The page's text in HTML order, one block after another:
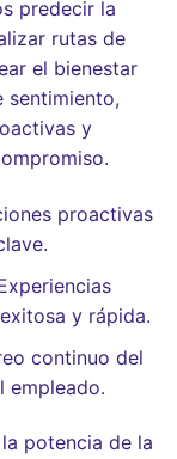
predecir la
rutas de
el bienestar
sentimiento,
y
proactivas
y rápida.
continuo del
empleado.
potencia de la